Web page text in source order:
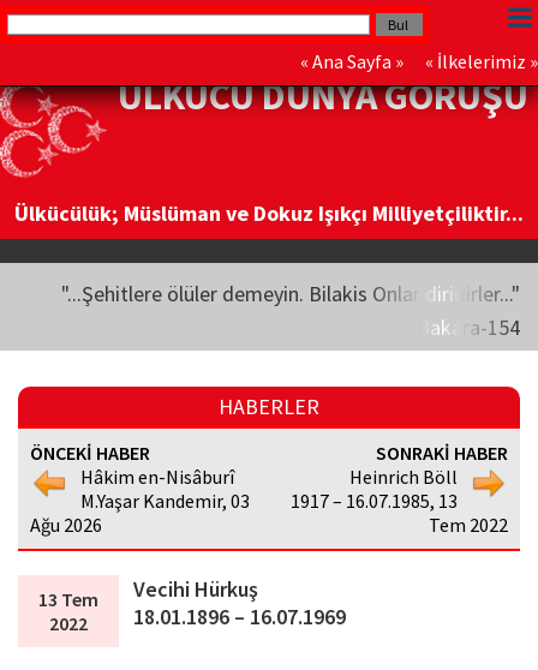
« Ana Sayfa » « İlkelerimiz »
ÜLKÜCÜ DÜNYA GÖRÜŞÜ
Ülkücülük; Müslüman ve Dokuz Işıkçı Milliyetçiliktir...
"...Şehitlere ölüler demeyin. Bilakis Onlar diridirler..."
Bakara-154
HABERLER
ÖNCEKİ HABER
Hâkim en-Nisâburî
M.Yaşar Kandemir, 03
Ağu 2026
SONRAKİ HABER
Heinrich Böll
1917 – 16.07.1985, 13
Tem 2022
13 Tem
2022
Vecihi Hürkuş
18.01.1896 – 16.07.1969